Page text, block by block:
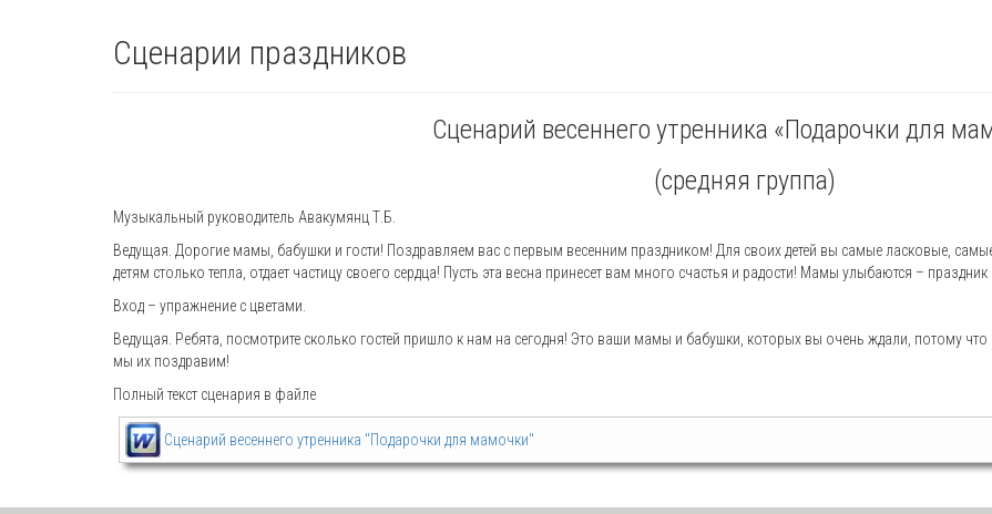
Сценарии праздников
Сценарий весеннего утренника «Подарочки для
(средняя группа)
Музыкальный руководитель Авакумянц Т.Б.
Ведущая. Дорогие мамы, бабушки и гости! Поздравляем вас с первым весенним праздником! Для своих детей вы самые ласковые,
детям столько тепла, отдает частицу своего сердца! Пусть эта весна принесет вам много счастья и радости! Мамы улыбаются – праздник
Вход – упражнение с цветами.
Ведущая. Ребята, посмотрите сколько гостей пришло к нам на сегодня! Это ваши мамы и бабушки, которых вы очень ждали, потому
мы их поздравим!
Полный текст сценария в файле
Сценарий весеннего утренника "Подарочки для мамочки"